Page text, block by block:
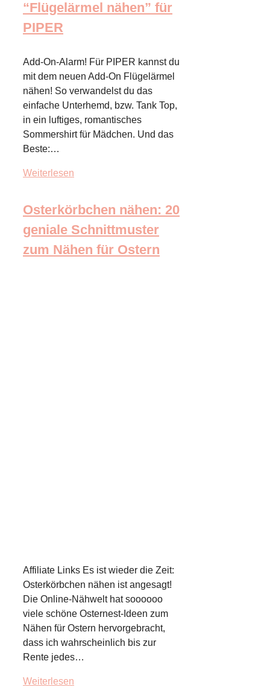
“Flügelärmel nähen” für
PIPER
Add-On-Alarm! Für PIPER kannst du
mit dem neuen Add-On Flügelärmel
nähen! So verwandelst du das
einfache Unterhemd, bzw. Tank Top,
in ein luftiges, romantisches
Sommershirt für Mädchen. Und das
Beste:…
Weiterlesen
Osterkörbchen nähen: 20
geniale Schnittmuster
zum Nähen für Ostern
Affiliate Links Es ist wieder die Zeit:
Osterkörbchen nähen ist angesagt!
Die Online-Nähwelt hat soooooo
viele schöne Osternest-Ideen zum
Nähen für Ostern hervorgebracht,
dass ich wahrscheinlich bis zur
Rente jedes…
Weiterlesen